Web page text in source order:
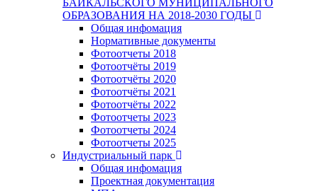
ОБРАЗОВАНИЯ НА 2018-2030 ГОДЫ
Общая инфомация
Нормативные документы
Фотоотчеты 2018
Фотоотчёты 2019
Фотоотчёты 2020
Фотоотчёты 2021
Фотоотчёты 2022
Фотоотчеты 2023
Фотоотчеты 2024
Фотоотчеты 2025
Индустриальный парк
Общая инфомация
Проектная документация